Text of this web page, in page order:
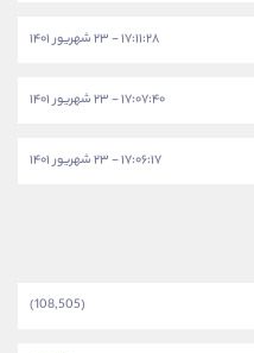
۱۷:۱۱:۲۸ - ۲۳ شهریور ۱۴۰۱
۱۷:۰۷:۴۰ - ۲۳ شهریور ۱۴۰۱
۱۷:۰۶:۱۷ - ۲۳ شهریور ۱۴۰۱
(108,505)